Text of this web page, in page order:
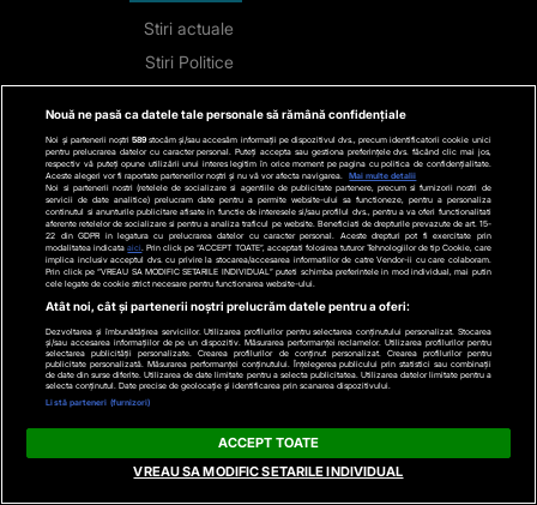
Stiri actuale
Stiri Politice
Life
Tech
Stiri auto
Stiri economice
Sport
Contact
Bd. Mărăști 65-67,
Romexpo Intrarea C,
Pavilion T, sector 1
Nouă ne pasă ca datele tale personale să rămână confidențiale
Noi și partenerii noștri 589stocăm și/sau accesăm informații pe dispozitivul dvs., precum identificatorii cookie unici
pentru prelucrarea datelor cu caracter personal. Puteți accepta sau gestiona preferințele dvs. făcând clic mai jos,
respectiv vă puteți opune utilizării unui interes legitim în orice moment pe pagina cu politica de confidențialitate.
Aceste alegeri vor fi raportate partenerilor noștri și nu vă vor afecta navigarea.
Mai multe detalii
Noi si partenerii nostri (retelele de socializare si agentiile de publicitate partenere, precum si furnizorii nostri de
servicii de date analitice) prelucram date pentru a permite website-ului sa functioneze, pentru a personaliza
continutul si anunturile publicitare afisate in functie de interesele si/sau profilul dvs., pentru a va oferi functionalitati
aferente retelelor de socializare si pentru a analiza traficul pe website. Beneficiati de drepturile prevazute de art. 15-
22 din GDPR in legatura cu prelucrarea datelor cu caracter personal. Aceste drepturi pot fi exercitate prin
modalitatea indicataaici . Prin click pe “ACCEPT TOATE”, acceptati folosirea tuturor Tehnologiilor de tip Cookie, care
implica inclusiv acceptul dvs. cu privire la stocarea/accesarea informatiilor de catre Vendor-ii cu care colaboram.
Prin click pe “VREAU SA MODIFIC SETARILE INDIVIDUAL” puteti schimba preferintele in mod individual, mai putin
cele legate de cookie strict necesare pentru functionarea website-ului.
Atât noi, cât și partenerii noștri prelucrăm datele pentru a oferi:
Dezvoltarea și îmbunătățirea serviciilor. Utilizarea profilurilor pentru selectarea conținutului personalizat. Stocarea
și/sau accesarea informațiilor de pe un dispozitiv. Măsurarea performanței reclamelor. Utilizarea profilurilor pentru
selectarea publicității personalizate. Crearea profilurilor de conținut personalizat. Crearea profilurilor pentru
publicitate personalizată. Măsurarea performanței conținutului. Înțelegerea publicului prin statistici sau combinații
de date din surse diferite. Utilizarea de date limitate pentru a selecta publicitatea. Utilizarea datelor limitate pentru a
selecta conținutul. Date precise de geolocație și identificarea prin scanarea dispozitivului.
Listă parteneri (furnizori)
ACCEPT TOATE
VREAU SA MODIFIC SETARILE INDIVIDUAL